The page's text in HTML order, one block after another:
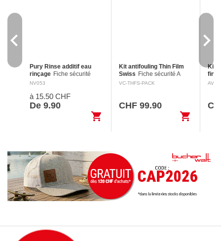
Pury Rinse additif eau
rinçage Fiche sécurité
Nettoie les réservoirs d'eau
mobiles avec de l'acide
citrique. Assure une odeur
fraîche grâce à l'huile de…
NV053
à 15.50 CHF
De 9.90
shopping_cart
Kit antifouling Thin Film
Swiss Fiche sécurité A
Utilisez les biocides avec
informations avant de les
VC-THFS-PACK
CHF 99.90
shopping_cart
Kit
fine,
AV-
navigate_before navigate_next